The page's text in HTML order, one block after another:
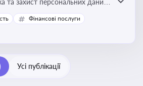
та захист персональних даних
Фінансові послуги
Усі публікації